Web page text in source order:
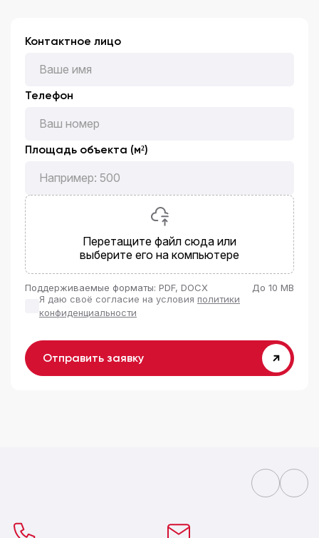
Контактное лицо
Телефон
Площадь объекта (м²)
Перетащите файл сюда или
выберите его на компьютере
Поддерживаемые форматы: PDF, DOCX
До 10 MB
Я даю своё согласие на условия политики
конфиденциальности
Отправить заявку